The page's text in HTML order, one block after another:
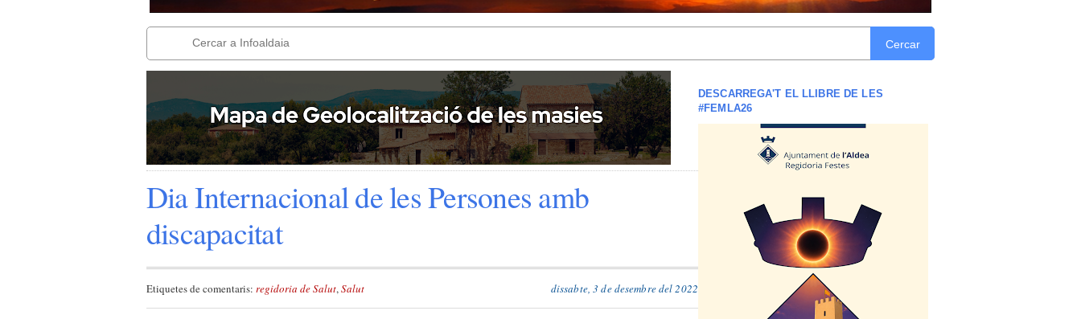
Cercar
Dia Internacional de les Persones amb
discapacitat
dissabte, 3 de desembre del 2022
Etiquetes de comentaris: regidoria de Salut,Salut
DESCARREGA'T EL LLIBRE DE LES
#FEMLA26